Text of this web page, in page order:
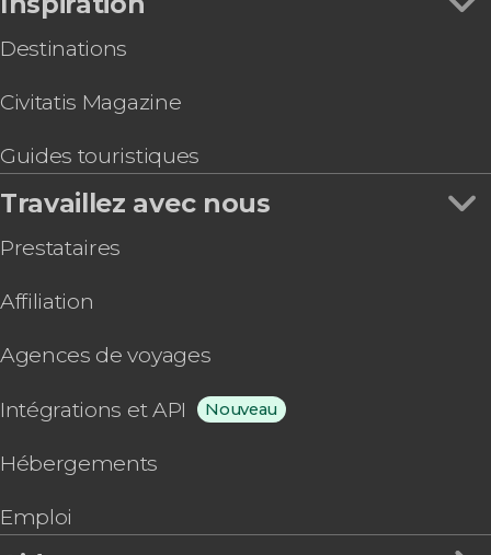
Destinations
Civitatis Magazine
Guides touristiques
Travaillez avec nous
Prestataires
Affiliation
Agences de voyages
Intégrations et API Nouveau
Hébergements
Emploi